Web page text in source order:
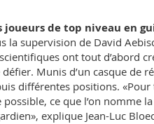
joueurs de top niveau en
la supervision de David
ont tout d’abord
défier. Munis d’un casque de
différentes positions.
possible, ce que l’on nomme
explique Jean-Luc